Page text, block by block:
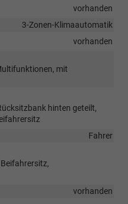
vorhanden
3-Zonen-Klimaautomatik
vorhanden
mit
hinten geteilt,
Fahrer
vorhanden